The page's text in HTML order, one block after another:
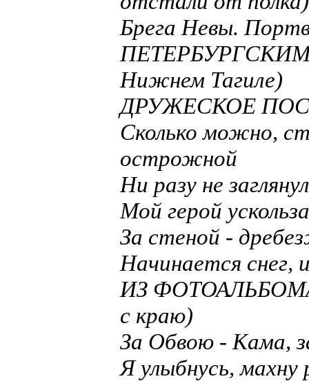
Брега Невы.
Нижнем Тагиле)
ДРУЖЕСКОЕ
Сколько можно,
острожной
Ни разу не
Мой герой
За стеной -
Начинается снег,
ИЗ ФОТОАЛЬБОМА
с краю)
За Обвою - Кама,
Я улыбнусь, махну